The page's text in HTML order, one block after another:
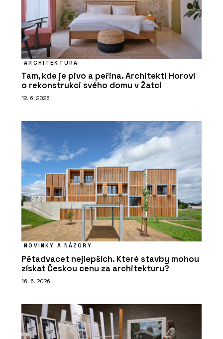
ARCHITEKTURA
Tam, kde je pivo a peřina. Architekti Horovi
o rekonstrukci svého domu v Žatci
12. 6. 2026
NOVINKY A NÁZORY
Pětadvacet nejlepších. Které stavby mohou
získat Českou cenu za architekturu?
16. 6. 2026